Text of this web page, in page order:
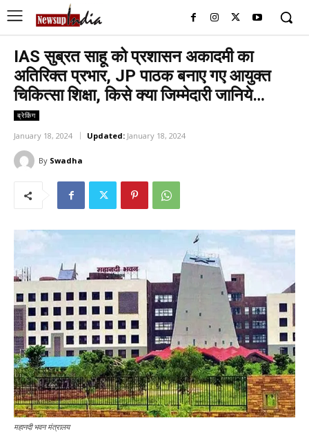
IAS सुब्रत साहू को प्रशासन अकादमी का
अतिरिक्त प्रभार, JP पाठक बनाए गए आयुक्त
चिकित्सा शिक्षा, किसे क्या जिम्मेदारी जानिये…
ब्रेकिंग
January 18, 2024 Updated: January 18, 2024
By Swadha
महानदी भवन मंत्रालय